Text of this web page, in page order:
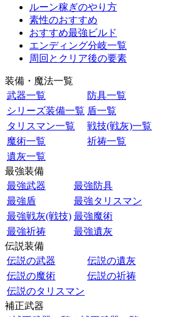
ルーン稼ぎのやり方
素性のおすすめ
おすすめ最強ビルド
エンディング分岐一覧
周回とクリア後の要素
装備・魔法一覧
武器一覧
防具一覧
シリーズ装備一覧 盾一覧
タリスマン一覧
戦技(戦灰)一覧
魔術一覧
祈祷一覧
遺灰一覧
最強装備
最強武器
最強防具
最強盾
最強タリスマン
最強戦灰(戦技) 最強魔術
最強祈祷
最強遺灰
伝説装備
伝説の武器
伝説の遺灰
伝説の魔術
伝説の祈祷
伝説のタリスマン
補正武器